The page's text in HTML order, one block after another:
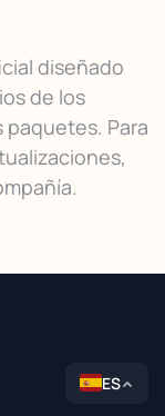
diseñado
de los
Para
ES